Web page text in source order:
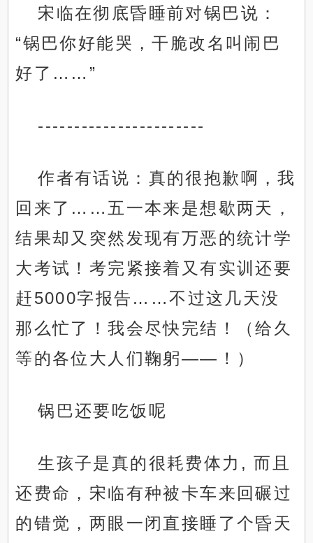
宋临在彻底昏睡前对锅巴说：
“锅巴你好能哭，干脆改名叫闹巴
好了……”
-----------------------
作者有话说：真的很抱歉啊，我
回来了……五一本来是想歇两天，
结果却又突然发现有万恶的统计学
大考试！考完紧接着又有实训还要
赶5000字报告……不过这几天没
那么忙了！我会尽快完结！（给久
等的各位大人们鞠躬——！）
锅巴还要吃饭呢
生孩子是真的很耗费体力, 而且
还费命，宋临有种被卡车来回碾过
的错觉，两眼一闭直接睡了个昏天